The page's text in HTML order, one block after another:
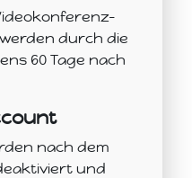
durch die
60 Tage nach
nach dem
und